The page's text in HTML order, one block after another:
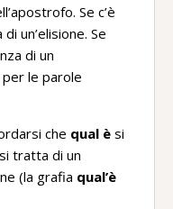
Se c’è
un’elisione. Se
di un
le parole
che qual è si
tratta di un
(la grafia qual’è